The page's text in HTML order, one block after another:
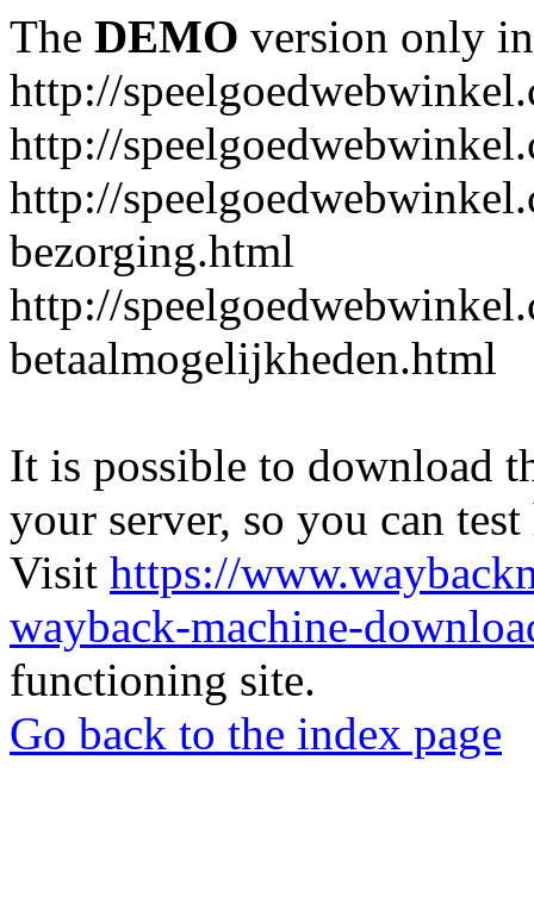
The DEMO version only
http://
http://
http://
bezorging.html
http://
betaalmogelijkheden.html
It is possible to download
your server, so you can
Visit https://
wayback-machine-
functioning site.
Go back to the index page